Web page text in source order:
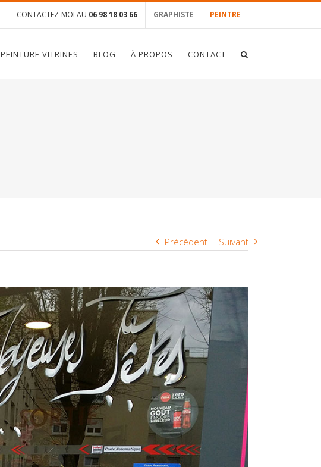
CONTACTEZ-MOI AU 06 98 18 03 66 GRAPHISTE PEINTRE
PEINTURE VITRINES BLOG À PROPOS CONTACT
Précédent Suivant